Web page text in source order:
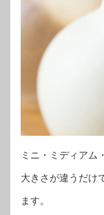
ミニ・ミディアム
大きさが違うだけ
ます。